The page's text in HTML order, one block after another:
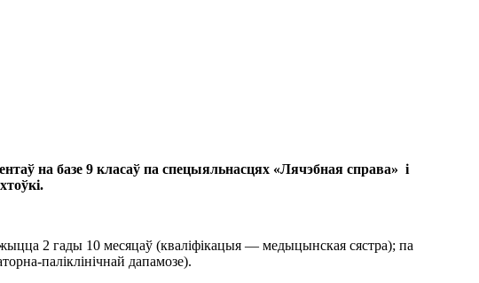
на базе 9 класаў па спецыяльнасцях «Лячэбная справа» і
2 гады 10 месяцаў (кваліфікацыя — медыцынская сястра); па
паліклінічнай дапамозе).